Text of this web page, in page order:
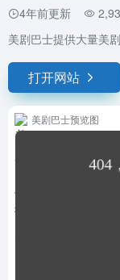
4年前更新
美剧巴士提供大量美
打开网站
美剧巴士预览图